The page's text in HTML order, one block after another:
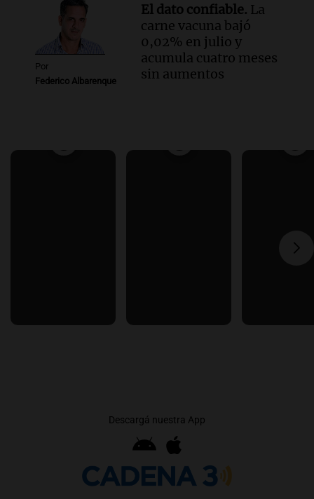
Por
Federico Albarenque
El dato confiable. La
carne vacuna bajó
0,02% en julio y
acumula cuatro meses
sin aumentos
Descargá nuestra App